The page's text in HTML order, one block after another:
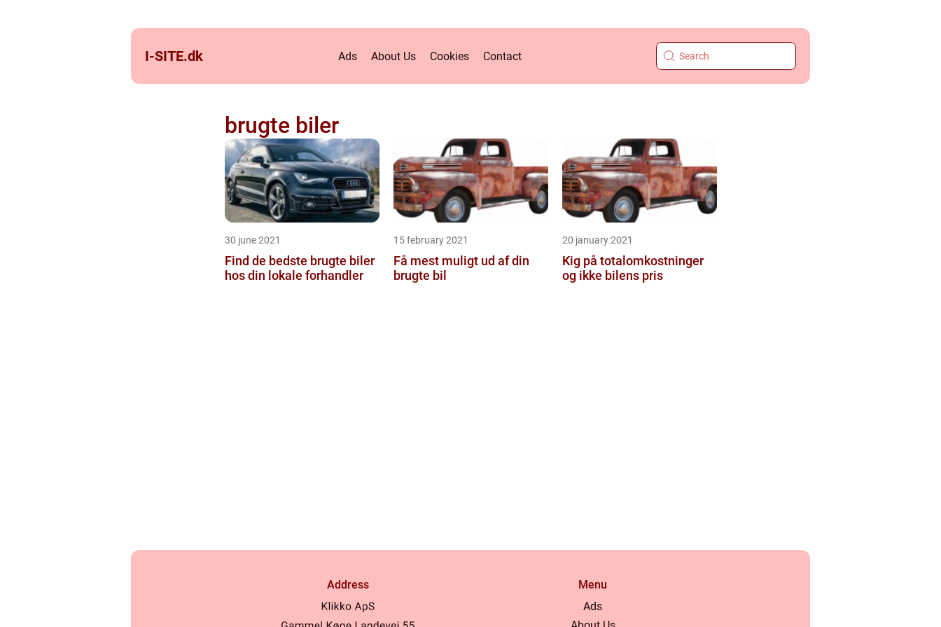
I-SITE.dk Ads About Us Cookies Contact
brugte biler
30 june 2021
Find de bedste brugte biler
hos din lokale forhandler
15 february 2021
Få mest muligt ud af din
brugte bil
20 january 2021
Kig på totalomkostninger
og ikke bilens pris
Address
Menu
Ads